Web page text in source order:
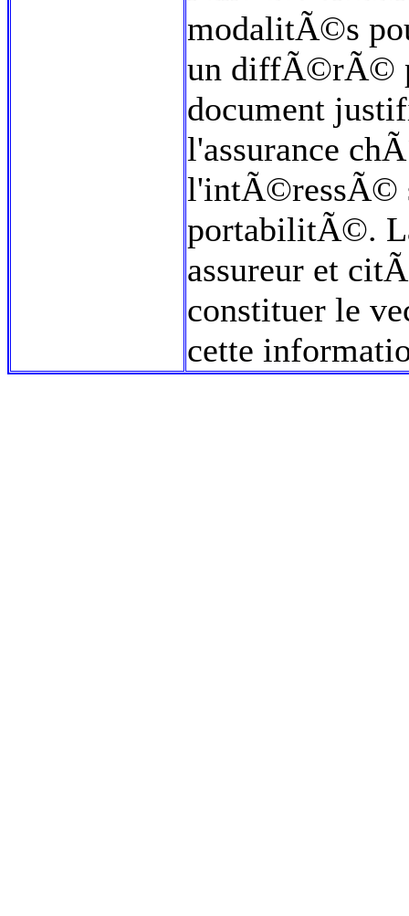
modalitÃ©s
un diffÃ©rÃ©
document
l'assurance
l'intÃ©ressÃ©
portabilitÃ©.
assureur et
constituer le
cette